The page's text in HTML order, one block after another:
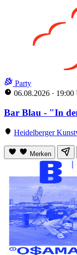
Party
06.08.2026 · 19:00
Bar Blau - "In
Heidelberger
Merken